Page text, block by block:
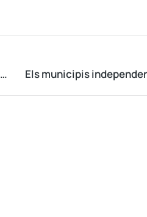
Comunicat de l'AMI, l'ANC i ÒC: El 'cas Forcadell' és un 'cas democràcia'